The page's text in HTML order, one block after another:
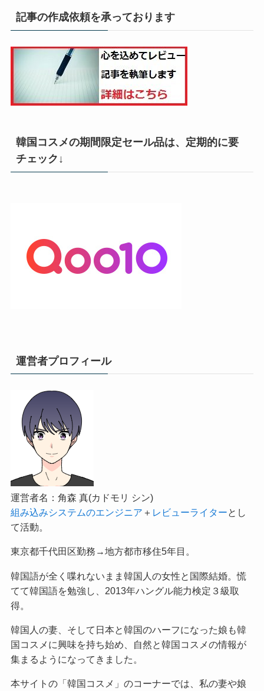
記事の作成依頼を承っております
韓国コスメの期間限定セール品は、定期的に要
チェック↓
運営者プロフィール
運営者名：角森 真(カドモリ シン)
組み込みシステムのエンジニア ＋ レビューライターとし
て活動。
東京都千代田区勤務→地方都市移住5年目。
韓国語が全く喋れないまま韓国人の女性と国際結婚。慌
てて韓国語を勉強し、2013年ハングル能力検定３級取
得。
韓国人の妻、そして日本と韓国のハーフになった娘も韓
国コスメに興味を持ち始め、自然と韓国コスメの情報が
集まるようになってきました。
本サイトの「韓国コスメ」のコーナーでは、私の妻や娘